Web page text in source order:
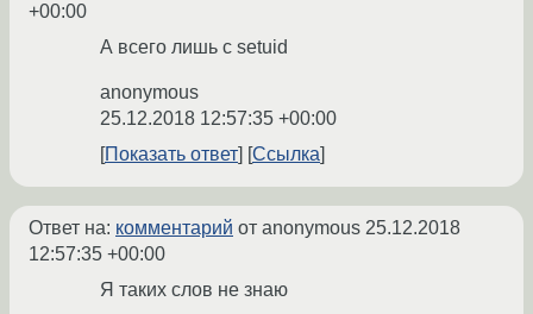
+00:00
А всего лишь с setuid
anonymous
25.12.2018 12:57:35 +00:00
Показать ответ
Ссылка
Ответ на: комментарий от anonymous 25.12.2018
12:57:35 +00:00
Я таких слов не знаю